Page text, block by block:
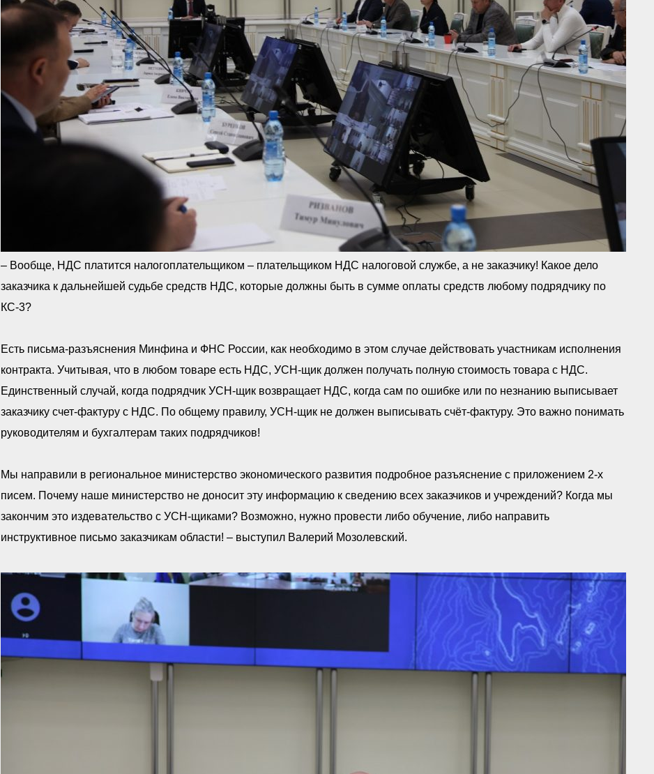
– Вообще, НДС платится налогоплательщиком – плательщиком НДС налоговой службе, а не заказчику! Какое дело
заказчика к дальнейшей судьбе средств НДС, которые должны быть в сумме оплаты средств любому подрядчику по
КС-3?
Есть письма-разъяснения Минфина и ФНС России, как необходимо в этом случае действовать участникам исполнения
контракта. Учитывая, что в любом товаре есть НДС, УСН-щик должен получать полную стоимость товара с НДС.
Единственный случай, когда подрядчик УСН-щик возвращает НДС, когда сам по ошибке или по незнанию выписывает
заказчику счет-фактуру с НДС. По общему правилу, УСН-щик не должен выписывать счёт-фактуру. Это важно понимать
руководителям и бухгалтерам таких подрядчиков!
Мы направили в региональное министерство экономического развития подробное разъяснение с приложением 2-х
писем. Почему наше министерство не доносит эту информацию к сведению всех заказчиков и учреждений? Когда мы
закончим это издевательство с УСН-щиками? Возможно, нужно провести либо обучение, либо направить
инструктивное письмо заказчикам области! – выступил Валерий Мозолевский.